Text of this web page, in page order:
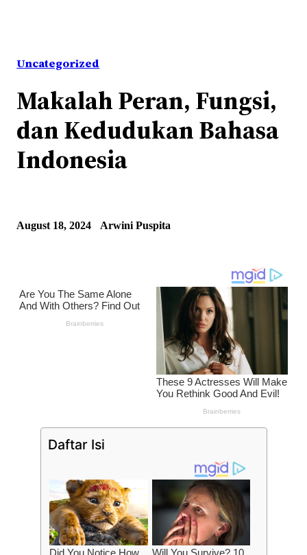
Uncategorized
Makalah Peran, Fungsi,
dan Kedudukan Bahasa
Indonesia
August 18, 2024 Arwini Puspita
Daftar Isi